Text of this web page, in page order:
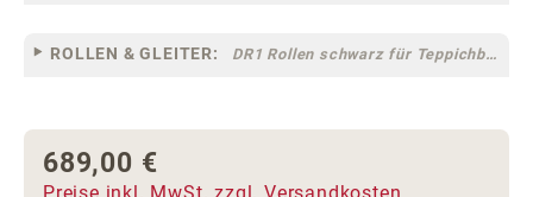
ROLLEN & GLEITER: DR1 Rollen schwarz für Teppichböden [10]
Regulärer Preis:
689,00 €